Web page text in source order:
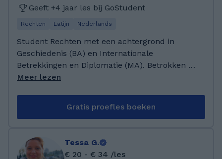
Geeft +4 jaar les bij GoStudent
Rechten Latijn Nederlands
Student Rechten met een achtergrond in
Geschiedenis (BA) en Internationale
Betrekkingen en Diplomatie (MA). Betrokken bij
verschillende verenigingen, en ervaring in
niet elk schoentje bij iedereen past.
Meer lezen
Gratis proefles boeken
Tessa G.
€ 20 - € 34 /les